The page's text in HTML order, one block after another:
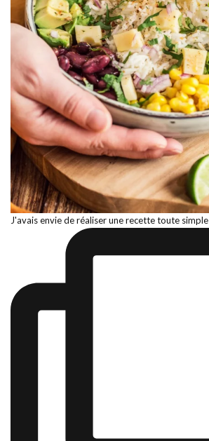
J'avais envie de réaliser une recette toute simple